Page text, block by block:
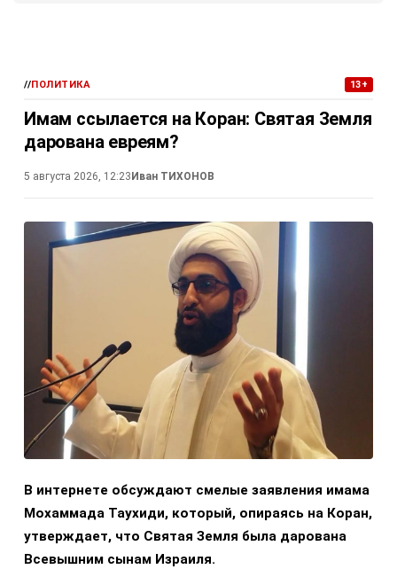
//ПОЛИТИКА 13+
Имам ссылается на Коран: Святая Земля
дарована евреям?
5 августа 2026, 12:23 Иван ТИХОНОВ
В интернете обсуждают смелые заявления имама
Мохаммада Таухиди, который, опираясь на Коран,
утверждает, что Святая Земля была дарована
Всевышним сынам Израиля.